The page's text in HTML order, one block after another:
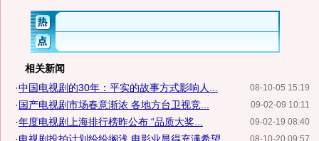
相关新闻
08-10-05 15:19
·中国电视剧的30年：平实的故事方式影响人...
09-02-09 10:11
·国产电视剧市场春意渐浓 各地方台卫视竞...
09-02-19 08:40
·年度电视剧上海排行榜昨公布 “品质大奖...
08-10-20 09:57